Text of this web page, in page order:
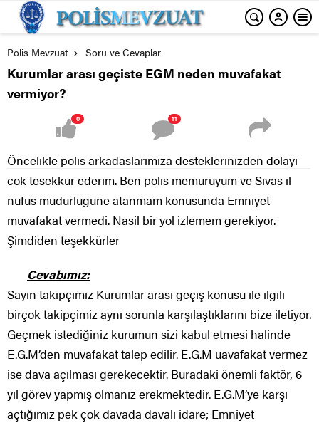
Polis Mevzuat Soru ve Cevaplar
Kurumlar arası geçiste EGM neden muvafakat
vermiyor?
0 11
Öncelikle polis arkadaslarimiza desteklerinizden dolayi
cok tesekkur ederim. Ben polis memuruyum ve Sivas il
nufus mudurlugune atanmam konusunda Emniyet
muvafakat vermedi. Nasil bir yol izlemem gerekiyor.
Şimdiden teşekkürler
Cevabımız:
Sayın takipçimiz Kurumlar arası geçiş konusu ile ilgili
birçok takipçimiz aynı sorunla karşılaştıklarını bize iletiyor.
Geçmek istediğiniz kurumun sizi kabul etmesi halinde
E.G.M’den muvafakat talep edilir. E.G.M uavafakat vermez
ise dava açılması gerekecektir. Buradaki önemli faktör, 6
yıl görev yapmış olmanız erekmektedir. E.G.M’ye karşı
açtığımız pek çok davada davalı idare; Emniyet